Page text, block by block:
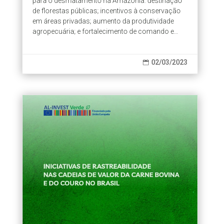
de florestas públicas; incentivos à conservação
em áreas privadas; aumento da produtividade
agropecuária; e fortalecimento de comando e
juventude com especialistas do IPAM, abrindo
espaços para diálogos sobre o que pode ser feito
 02/03/2023